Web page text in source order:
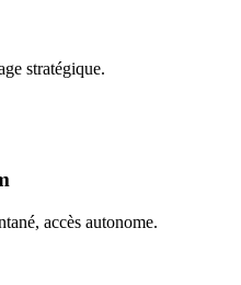
stratégique.
accès autonome.